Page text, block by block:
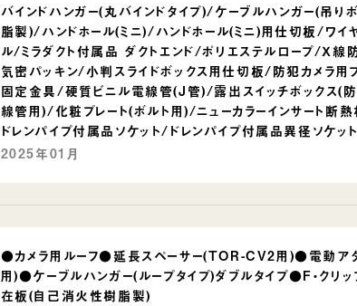
バインドハンガー(丸バインドタイプ)/ケーブルハンガー(吊
脂製)/ハンドホール(ミニ)/ハンドホール(ミニ)用仕切板/ワイ
ル/ミラダクト付属品 ダクトエンド/ポリエステルロープ/Ｘ
気密パッキン/小判スライドボックス用仕切板/防犯カメラ用
固定金具/硬質ビニル電線管(J管)/露出スイッチボックス(防
線管用)/化粧プレート(ボルト用)/ニューカラーインサート断
ドレンパイプ付属品ソケット/ドレンパイプ付属品異径ソケット
2025年01月
●カメラ用ルーフ●延長スペーサー(TOR-CV2用)●電動ア
用)●ケーブルハンガー(ループタイプ)ダブルタイプ●F・ク
在板(自己消火性樹脂製)